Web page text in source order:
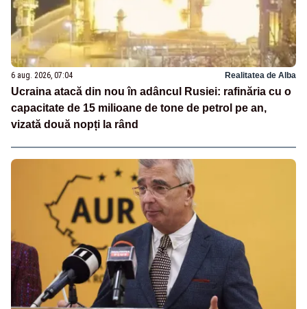
6 aug. 2026, 07:04 Realitatea de Alba
Ucraina atacă din nou în adâncul Rusiei: rafinăria cu o
capacitate de 15 milioane de tone de petrol pe an,
vizată două nopți la rând